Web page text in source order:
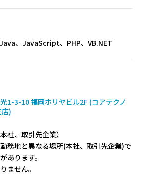
、JavaScript、PHP、VB.NET
1-3-10 福岡ホリヤビル2F (コアテクノ
店)
社、取引先企業）
務地と異なる場所(本社、取引先企業)で
あります。
ません。